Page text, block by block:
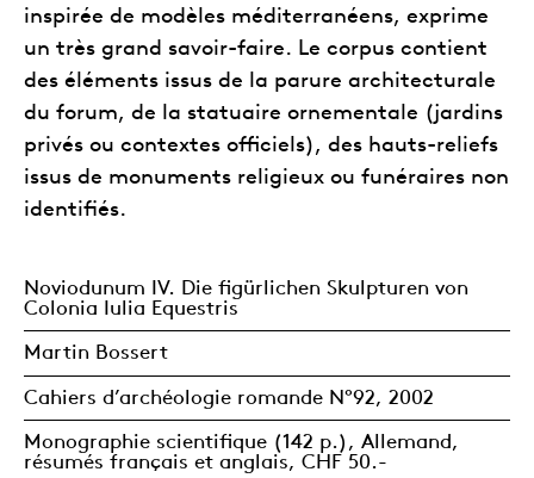
inspirée de modèles méditerranéens, exprime
un très grand savoir-faire. Le corpus contient
des éléments issus de la parure architecturale
du forum, de la statuaire ornementale (jardins
privés ou contextes officiels), des hauts-reliefs
issus de monuments religieux ou funéraires non
identifiés.
Noviodunum IV. Die figürlichen Skulpturen von
Colonia Iulia Equestris
Martin Bossert
Cahiers d’archéologie romande N°92, 2002
Monographie scientifique (142 p.), Allemand,
résumés français et anglais, CHF 50.-